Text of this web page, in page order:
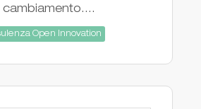
cambiamento....
Open Innovation